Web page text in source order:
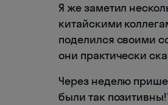
Я же заметил
китайскими
поделился своими
они практически
Через неделю
были так